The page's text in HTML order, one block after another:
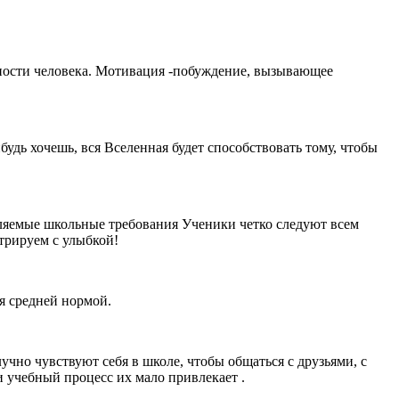
человека. Мотивация -побуждение, вызывающее
хочешь, вся Вселенная будет способствовать тому, чтобы
школьные требования Ученики четко следуют всем
с улыбкой!
средней нормой.
чувствуют себя в школе, чтобы общаться с друзьями, с
процесс их мало привлекает .